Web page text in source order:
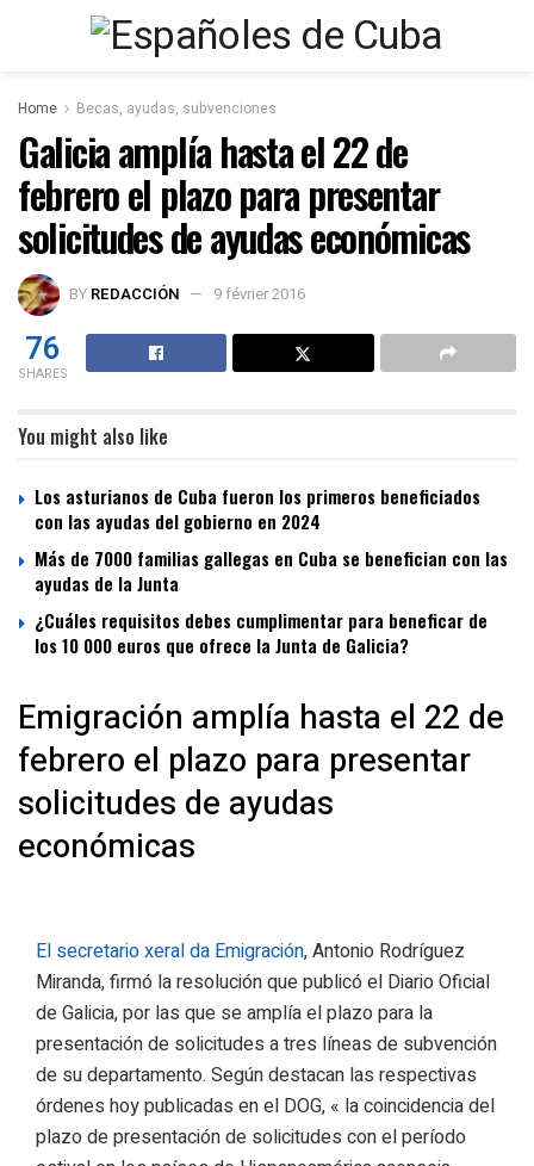
Home Becas, ayudas, subvenciones
Galicia amplía hasta el 22 de
febrero el plazo para presentar
solicitudes de ayudas económicas
BY REDACCIÓN 9 février 2016
76
SHARES
You might also like
Los asturianos de Cuba fueron los primeros beneficiados
con las ayudas del gobierno en 2024
Más de 7000 familias gallegas en Cuba se benefician con las
ayudas de la Junta
¿Cuáles requisitos debes cumplimentar para beneficar de
los 10 000 euros que ofrece la Junta de Galicia?
Emigración amplía hasta el 22 de
febrero el plazo para presentar
solicitudes de ayudas
económicas
El secretario xeral da Emigración, Antonio Rodríguez
Miranda, firmó la resolución que publicó el Diario Oficial
de Galicia, por las que se amplía el plazo para la
presentación de solicitudes a tres líneas de subvención
de su departamento. Según destacan las respectivas
órdenes hoy publicadas en el DOG, « la coincidencia del
plazo de presentación de solicitudes con el período